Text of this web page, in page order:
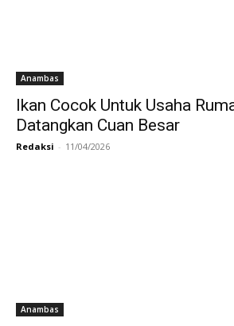
Anambas
Ikan Cocok Untuk Usaha
Datangkan Cuan Besar
Redaksi - 11/04/2026
Anambas